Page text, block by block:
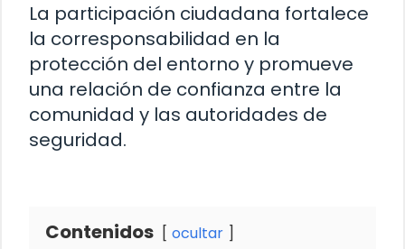
La participación ciudadana fortalece
la corresponsabilidad en la
protección del entorno y promueve
una relación de confianza entre la
comunidad y las autoridades de
seguridad.
Contenidos ocultar